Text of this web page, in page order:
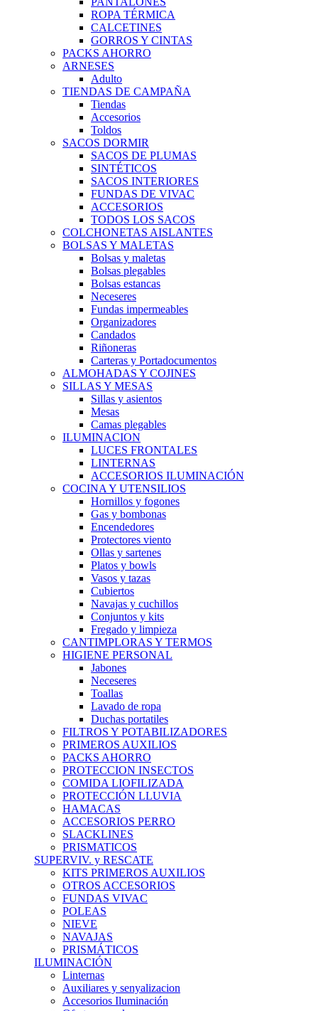
ROPA TÉRMICA
CALCETINES
GORROS Y CINTAS
PACKS AHORRO
ARNESES
Adulto
TIENDAS DE CAMPAÑA
Tiendas
Accesorios
Toldos
SACOS DORMIR
SACOS DE PLUMAS
SINTÉTICOS
SACOS INTERIORES
FUNDAS DE VIVAC
ACCESORIOS
TODOS LOS SACOS
COLCHONETAS AISLANTES
BOLSAS Y MALETAS
Bolsas y maletas
Bolsas plegables
Bolsas estancas
Neceseres
Fundas impermeables
Organizadores
Candados
Riñoneras
Carteras y Portadocumentos
ALMOHADAS Y COJINES
SILLAS Y MESAS
Sillas y asientos
Mesas
Camas plegables
ILUMINACION
LUCES FRONTALES
LINTERNAS
ACCESORIOS ILUMINACIÓN
COCINA Y UTENSILIOS
Hornillos y fogones
Gas y bombonas
Encendedores
Protectores viento
Ollas y sartenes
Platos y bowls
Vasos y tazas
Cubiertos
Navajas y cuchillos
Conjuntos y kits
Fregado y limpieza
CANTIMPLORAS Y TERMOS
HIGIENE PERSONAL
Jabones
Neceseres
Toallas
Lavado de ropa
Duchas portatiles
FILTROS Y POTABILIZADORES
PRIMEROS AUXILIOS
PACKS AHORRO
PROTECCION INSECTOS
COMIDA LIOFILIZADA
PROTECCIÓN LLUVIA
HAMACAS
ACCESORIOS PERRO
SLACKLINES
PRISMATICOS
SUPERVIV. y RESCATE
KITS PRIMEROS AUXILIOS
OTROS ACCESORIOS
FUNDAS VIVAC
POLEAS
NIEVE
NAVAJAS
PRISMÁTICOS
ILUMINACIÓN
Linternas
Auxiliares y senyalizacion
Accesorios Iluminación